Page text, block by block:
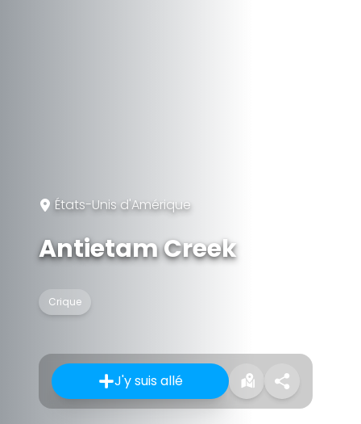
États-Unis d'Amérique
Antietam Creek
Crique
J'y suis allé